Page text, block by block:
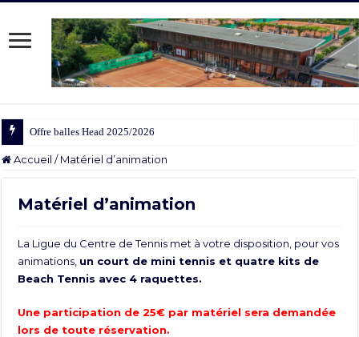
Offre balles Head 2025/2026
Accueil / Matériel d’animation
Matériel d’animation
La Ligue du Centre de Tennis met à votre disposition, pour vos
animations, un court de mini tennis et quatre kits de
Beach Tennis avec 4 raquettes.
Une participation de 25€ par matériel sera demandée
lors de toute réservation.